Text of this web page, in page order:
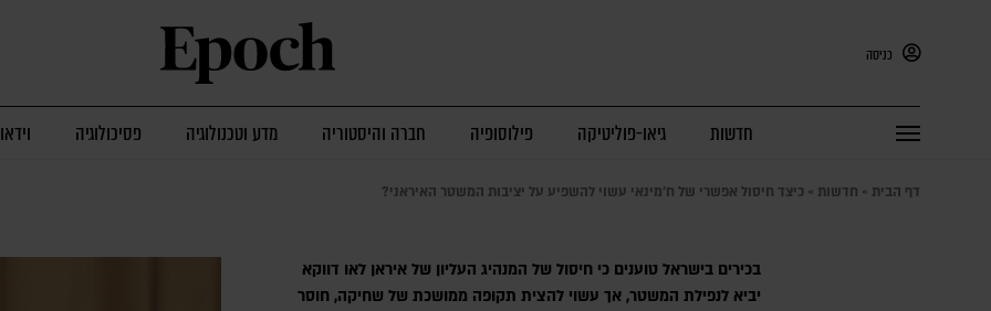
כניסה
חדשות גיאו-פוליטיקה פילוסופיה חברה והיסטוריה מדע וטכנולוגיה פסיכולוגיה
דף הבית » חדשות » כיצד חיסול אפשרי של ח'מינאי עשוי להשפיע על יציבות המשטר האיראני?
בכירים בישראל טוענים כי חיסול של המנהיג העליון של איראן לאו דווקא
יביא לנפילת המשטר, אך עשוי להצית תקופה ממושכת של שחיקה, חוסר